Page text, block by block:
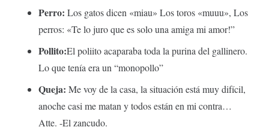
Perro: Los gatos dicen «miau» Los toros «muuu», Los
perros: «Te lo juro que es solo una amiga mi amor!”
Pollito:El poliito acaparaba toda la purina del gallinero.
Lo que tenía era un “monopollo”
Queja: Me voy de la casa, la situación está muy difícil,
anoche casi me matan y todos están en mi contra…
Atte. -El zancudo.